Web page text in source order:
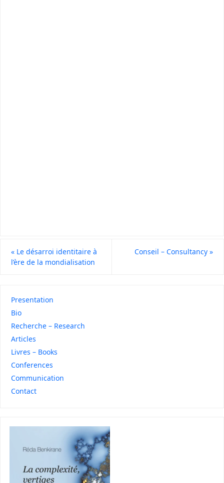
« Le désarroi identitaire à
l’ère de la mondialisation
Conseil – Consultancy »
Presentation
Bio
Recherche – Research
Articles
Livres – Books
Conferences
Communication
Contact